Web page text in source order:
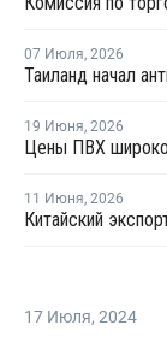
07 Июля, 2026
19 Июня, 2026
11 Июня, 2026
17 Июля, 2024